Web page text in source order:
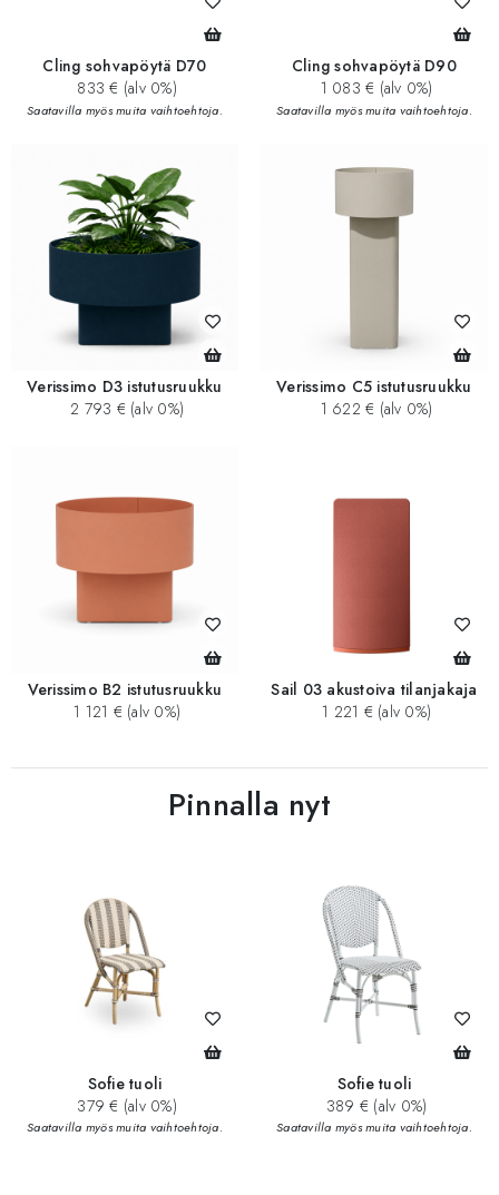
Cling sohvapöytä D70
833 € (alv 0%)
Saatavilla myös muita vaihtoehtoja.
Cling sohvapöytä D90
1 083 € (alv 0%)
Saatavilla myös muita vaihtoehtoja.
Verissimo D3 istutusruukku
2 793 € (alv 0%)
Verissimo C5 istutusruukku
1 622 € (alv 0%)
Verissimo B2 istutusruukku
1 121 € (alv 0%)
Sail 03 akustoiva tilanjakaja
1 221 € (alv 0%)
Pinnalla nyt
Sofie tuoli
379 € (alv 0%)
Saatavilla myös muita vaihtoehtoja.
Sofie tuoli
389 € (alv 0%)
Saatavilla myös muita vaihtoehtoja.